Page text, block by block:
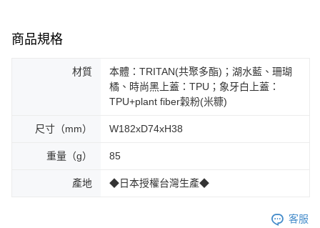
商品規格
材質
本體：TRITAN(共聚多酯)；湖水藍、珊瑚
橘、時尚黑上蓋：TPU；象牙白上蓋：
TPU+plant fiber穀粉(米糠)
尺寸（mm） W182xD74xH38
重量（g） 85
產地 ◆日本授權台灣生產◆
客服